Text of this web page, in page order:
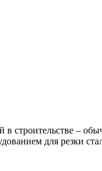
–
для резки